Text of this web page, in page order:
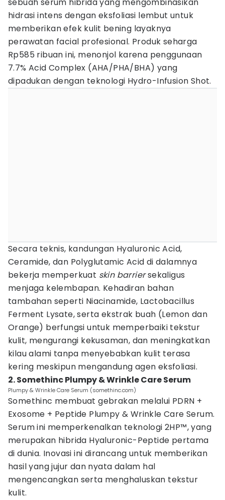
hidrasi intens dengan eksfoliasi lembut untuk
memberikan efek kulit bening layaknya
perawatan facial profesional. Produk seharga
Rp585 ribuan ini, menonjol karena penggunaan
7.7% Acid Complex (AHA/PHA/BHA) yang
dipadukan dengan teknologi Hydro-Infusion Shot.
Secara teknis, kandungan Hyaluronic Acid,
Ceramide, dan Polyglutamic Acid di dalamnya
bekerja memperkuat skin barriersekaligus
menjaga kelembapan. Kehadiran bahan
tambahan seperti Niacinamide, Lactobacillus
Ferment Lysate, serta ekstrak buah (Lemon dan
Orange) berfungsi untuk memperbaiki tekstur
kulit, mengurangi kekusaman, dan meningkatkan
kilau alami tanpa menyebabkan kulit terasa
kering meskipun mengandung agen eksfoliasi.
2. Somethinc Plumpy & Wrinkle Care Serum
Plumpy & Wrinkle Care Serum (somethinc.com)
Somethinc membuat gebrakan melalui PDRN +
Exosome + Peptide Plumpy & Wrinkle Care Serum.
Serum ini memperkenalkan teknologi 2HP™, yang
merupakan hibrida Hyaluronic-Peptide pertama
di dunia. Inovasi ini dirancang untuk memberikan
hasil yang jujur dan nyata dalam hal
mengencangkan serta menghaluskan tekstur
kulit.